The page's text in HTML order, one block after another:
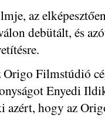
az
debütált, és
Filmstúdió
Enyedi
azért, hogy az